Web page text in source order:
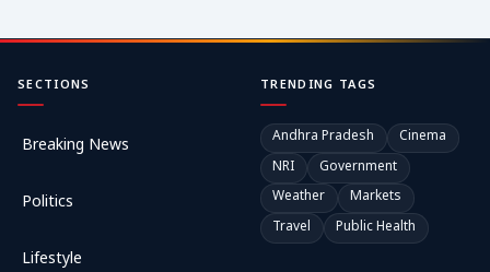
SECTIONS
Breaking News
Politics
Lifestyle
TRENDING TAGS
Andhra Pradesh
Cinema
NRI
Government
Weather
Markets
Travel
Public Health